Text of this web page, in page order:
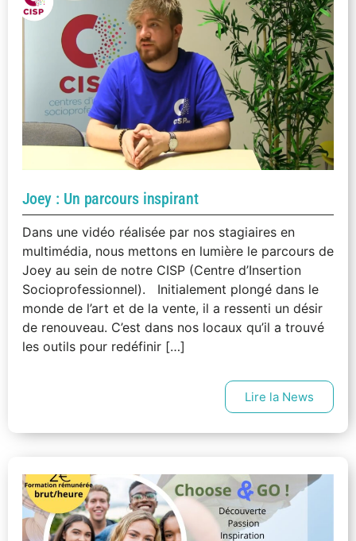
Joey : Un parcours inspirant
Dans une vidéo réalisée par nos stagiaires en
multimédia, nous mettons en lumière le parcours de
Joey au sein de notre CISP (Centre d’Insertion
Socioprofessionnel). Initialement plongé dans le
monde de l’art et de la vente, il a ressenti un désir
de renouveau. C’est dans nos locaux qu’il a trouvé
les outils pour redéfinir […]
Lire la News